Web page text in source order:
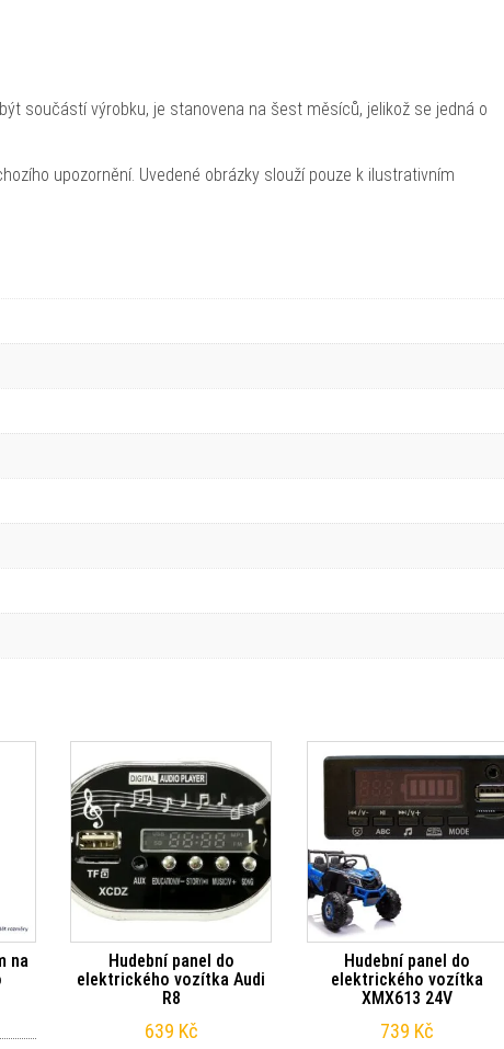
součástí výrobku, je stanovena na šest měsíců, jelikož se jedná o
upozornění. Uvedené obrázky slouží pouze k ilustrativním
na
Hudební panel do
elektrického vozítka Audi
R8
639 Kč
Hudební panel do
elektrického vozítka
XMX613 24V
739 Kč